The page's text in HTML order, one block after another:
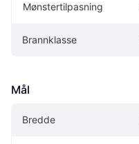
Mønstertilpasning
Brannklasse
Mål
Bredde